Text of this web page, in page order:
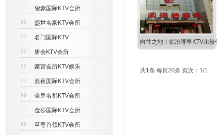
向往之地！临汾哪里KTV比
共1条 每页20条 页次：1/1
玺豪国际KTV会所
盛世名豪KTV会所
名门国际KTV
唐会KTV会所
豪宫会所KTV娱乐
嘉夜国际KTV会所
金皇名都KTV会所
金莎国际KTV会所
至尊首领KTV会所